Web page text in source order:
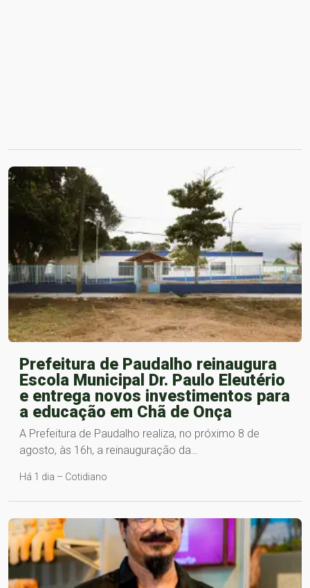
Prefeitura de Paudalho reinaugura
Escola Municipal Dr. Paulo Eleutério
e entrega novos investimentos para
a educação em Chã de Onça
A Prefeitura de Paudalho realiza, no próximo 8 de
agosto, às 16h, a reinauguração da…
Há 1 dia – Cotidiano